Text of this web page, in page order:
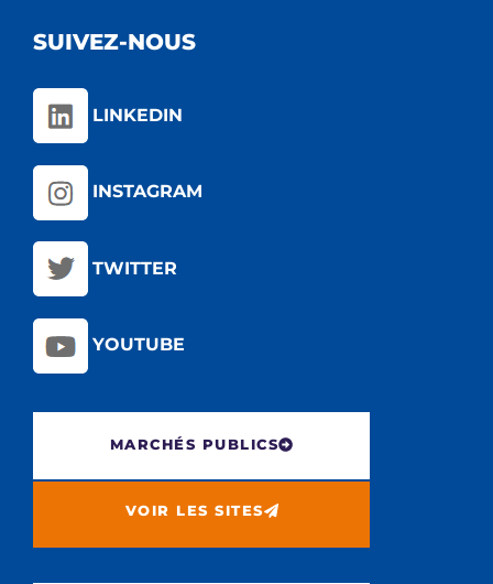
SUIVEZ-NOUS
LINKEDIN
INSTAGRAM
TWITTER
YOUTUBE
MARCHÉS PUBLICS
VOIR LES SITES